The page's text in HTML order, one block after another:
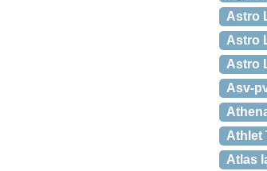
Astro
Astro
Astro
Asv-
Athlet
Atlas